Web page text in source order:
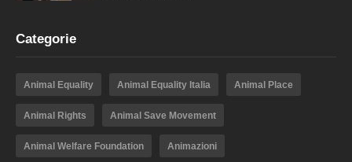
Categorie
Animal Equality Animal Equality Italia Animal Place
Animal Rights Animal Save Movement
Animal Welfare Foundation Animazioni